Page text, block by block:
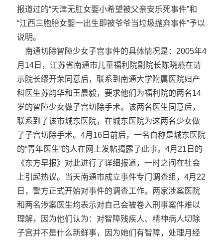
报道过的“天津无肛女婴小希望被父亲安乐死事件”和
“江西三胞胎女婴一出生即被爷爷当垃圾抛弃事件”予以
说明。
南通切除智障少女子宫事件的具体情况是：2005年4
月14日，江苏省南通市儿童福利院副院长陈晓燕在请
示院长缪开荣同意后，联系到南通大学附属医院妇产
科医生苏韵华和王晨毅，要求他们为福利院的两名14
岁的智障少女做子宫切除手术。该两名医生同意后，
联系到了该市城东医院，在城东医院为这两名少女做
了子宫切除手术。4月16日前后，一名自称是城东医院
的“青年医生”的人在网上发帖揭露了此事。4月21日的
《东方早报》对此进行了详细报道，一时之间在社会
上引起热议。当天南通市成立事件专门调查组，4月22
日，警方正式开始对事件的调查工作。两家涉案医院
和两名涉案医生均表示对自己会被卷入刑事案件难以
理解，因为他们认为：对智障残疾人、精神病人切除
子宫并不是什么新鲜事，因为她们有智障，处理月经